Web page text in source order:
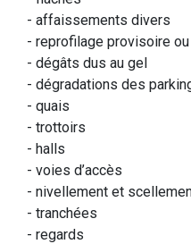
- affaissements divers
- reprofilage provisoire
- dégâts dus au gel
- dégradations des
- quais
- trottoirs
- halls
- voies d’accès
- nivellement et
- tranchées
- regards